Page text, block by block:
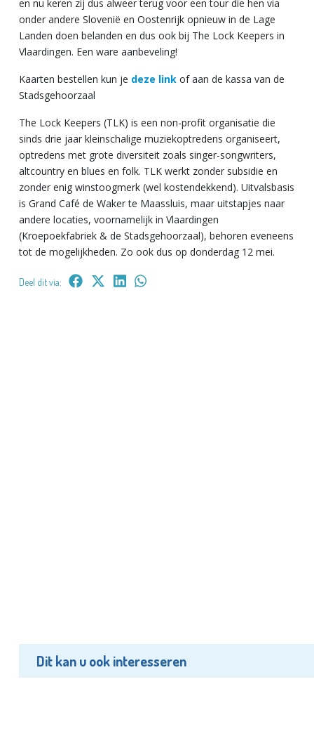
en nu keren zij dus alweer terug voor een tour die hen via
onder andere Slovenië en Oostenrijk opnieuw in de Lage
Landen doen belanden en dus ook bij The Lock Keepers in
Vlaardingen. Een ware aanbeveling!
Kaarten bestellen kun je deze link of aan de kassa van de
Stadsgehoorzaal
The Lock Keepers (TLK) is een non-profit organisatie die
sinds drie jaar kleinschalige muziekoptredens organiseert,
optredens met grote diversiteit zoals singer-songwriters,
altcountry en blues en folk. TLK werkt zonder subsidie en
zonder enig winstoogmerk (wel kostendekkend). Uitvalsbasis
is Grand Café de Waker te Maassluis, maar uitstapjes naar
andere locaties, voornamelijk in Vlaardingen
(Kroepoekfabriek & de Stadsgehoorzaal), behoren eveneens
tot de mogelijkheden. Zo ook dus op donderdag 12 mei.
Deel dit via:
Dit kan u ook interesseren